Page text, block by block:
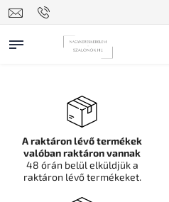
A raktáron lévő termékek
valóban raktáron vannak
48 órán belül elküldjük a
raktáron lévő termékeket.